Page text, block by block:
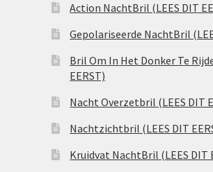
Action NachtBril (LEES DIT
Gepolariseerde NachtBril
Bril Om In Het Donker Te
EERST)
Nacht Overzetbril (LEES DIT
Nachtzichtbril (LEES DIT
Kruidvat NachtBril (LEES DIT